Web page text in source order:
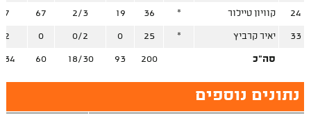
24 קוויון טיילור *
36
19
2/3
67
7
33 יאיר קרביץ *
25
0
0/2
0
2
סה"כ 200
93
18/30
60
34
נתונים נוספים